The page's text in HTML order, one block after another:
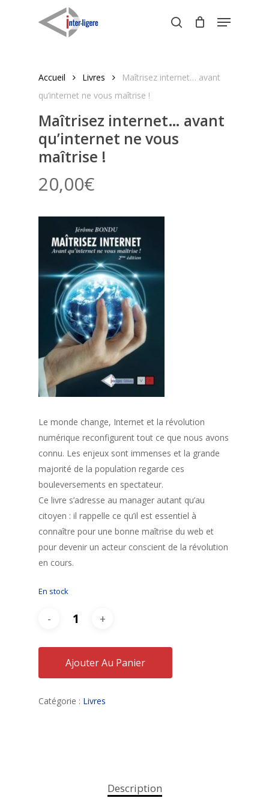
search
Menu
Accueil Livres
Maîtrisez internet… avant
qu’internet ne vous maîtrise !
Maîtrisez internet… avant
qu’internet ne vous
maîtrise !
20,00€
Le monde change, Internet et la révolution
numérique reconfigurent tout ce que nous avons
connu. Les enjeux sont immenses et la grande
majorité de la population regarde ces
bouleversements en spectateur.
Ce livre s’adresse au manager autant qu’au
citoyen : il rappelle ce qu’il est essentiel à
connaître pour une bonne maîtrise du web et
pour devenir un acteur conscient de la révolution
en cours.
En stock
Ajouter Au Panier
Catégorie : Livres
Description